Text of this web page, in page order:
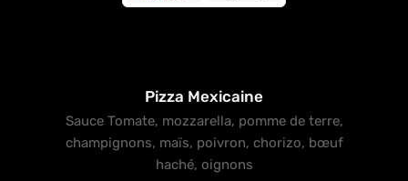
Pizza Mexicaine
Sauce Tomate, mozzarella, pomme de terre,
champignons, maïs, poivron, chorizo, bœuf
haché, oignons